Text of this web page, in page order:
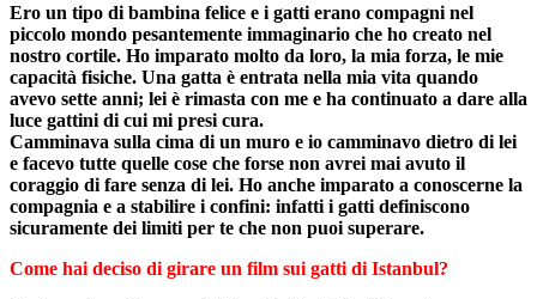
Ero un tipo di bambina felice e i gatti erano compagni nel
piccolo mondo pesantemente immaginario che ho creato nel
nostro cortile. Ho imparato molto da loro, la mia forza, le mie
capacità fisiche. Una gatta è entrata nella mia vita quando
avevo sette anni; lei è rimasta con me e ha continuato a dare alla
luce gattini di cui mi presi cura.
Camminava sulla cima di un muro e io camminavo dietro di lei
e facevo tutte quelle cose che forse non avrei mai avuto il
coraggio di fare senza di lei. Ho anche imparato a conoscerne la
compagnia e a stabilire i confini: infatti i gatti definiscono
sicuramente dei limiti per te che non puoi superare.
Come hai deciso di girare un film sui gatti di Istanbul?